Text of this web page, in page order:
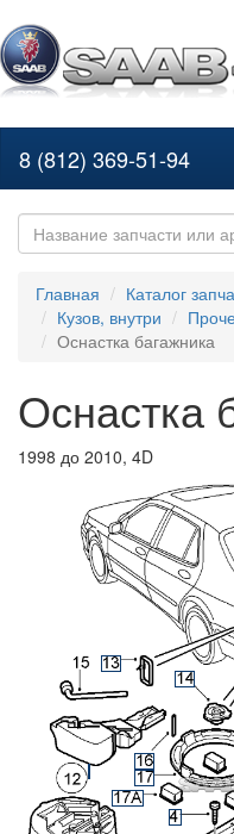
8 (812) 369-51-94
Главная Каталог
Кузов, внутри
Оснастка багажника
Оснастка
1998 до 2010, 4D